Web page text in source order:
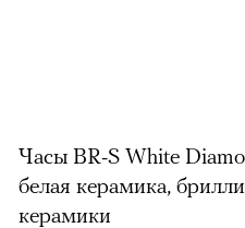
Часы BR-S White
белая керамика,
керамики